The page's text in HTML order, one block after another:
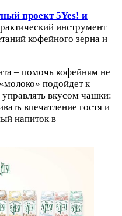
проект 5Yes! и
инструмент
кофейного зерна и
– помочь кофейням не
подойдет к
вкусом чашки:
впечатление гостя и
напиток в